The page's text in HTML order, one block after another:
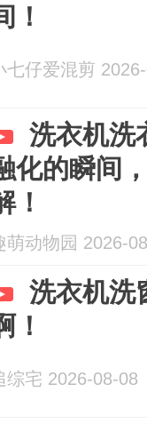
！
七仔爱混剪
洗衣机洗
化的瞬间
！
萌动物园 2026-
洗衣机洗
！
综宅 2026-08-08